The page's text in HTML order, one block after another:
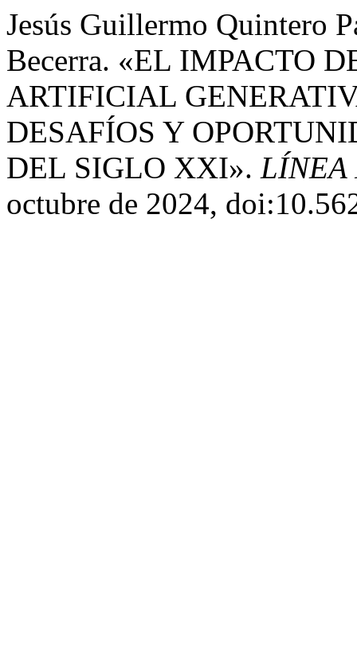
Jesús Guillermo Quintero
Becerra. «EL IMPACTO
ARTIFICIAL
DESAFÍOS Y
DEL SIGLO XXI». LÍNEA
octubre de 2024,